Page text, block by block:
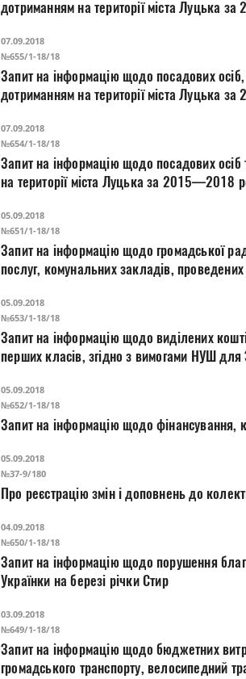
07.09.2018
№655/1-18/18
Запит на інформацію щодо посадових
дотриманням на території міста Луцька
07.09.2018
№654/1-18/18
Запит на інформацію щодо посадових осіб
05.09.2018
№651/1-18/18
Запит на інформацію щодо громадської
послуг, комунальних закладів,
05.09.2018
№653/1-18/18
Запит на інформацію щодо виділених
перших класів, згідно з вимогами
05.09.2018
№652/1-18/18
Запит на інформацію щодо
05.09.2018
№37-9/180
Про реєстрацію змін і доповнень до
04.09.2018
№650/1-18/18
Запит на інформацію щодо порушення
Українки на березі річки Стир
03.09.2018
№649/1-18/18
Запит на інформацію щодо бюджетних
громадського транспорту, велосипедний